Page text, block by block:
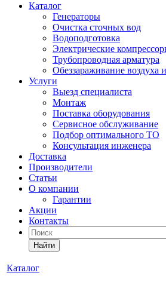
Каталог
Генераторы
Очистка сточных вод
Водоподготовка
Электрические
Трубопроводная арматура
Обеззараживание воздуха
Услуги
Выезд специалиста
Монтаж
Поставка оборудования
Сервисное обслуживание
Подбор оптимального ТО
Консультация инженера
Доставка
Производители
Статьи
О компании
Гарантии
Акции
Контакты
Найти
Каталог